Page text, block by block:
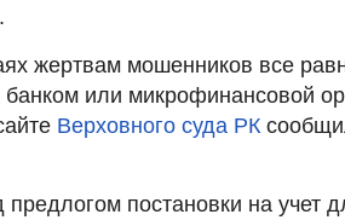
жертвам мошенников все
или микрофинансовой
Верховного суда РК
постановки на учет